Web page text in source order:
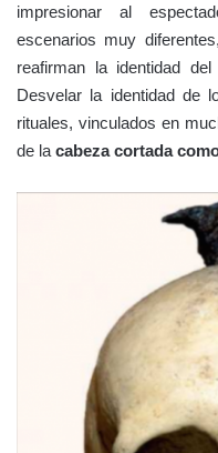
impresionar al
escenarios muy
reafirman la identidad
Desvelar la identidad de
rituales, vinculados en
de la cabeza cortada